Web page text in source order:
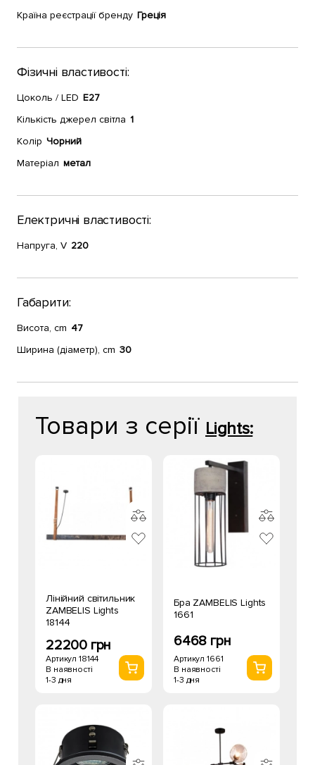
Країна реєстрації бренду Греція
Фізичні властивості:
Цоколь / LED E27
Кількість джерел світла 1
Колір Чорний
Матеріал метал
Електричні властивості:
Напруга, V 220
Габарити:
Висота, cm 47
Ширина (діаметр), cm 30
Товари з серії Lights:
Лінійний світильник
ZAMBELIS Lights
18144
22200 грн
Артикул 18144
В наявності
1-3 дня
Бра ZAMBELIS Lights
1661
6468 грн
Артикул 1661
В наявності
1-3 дня